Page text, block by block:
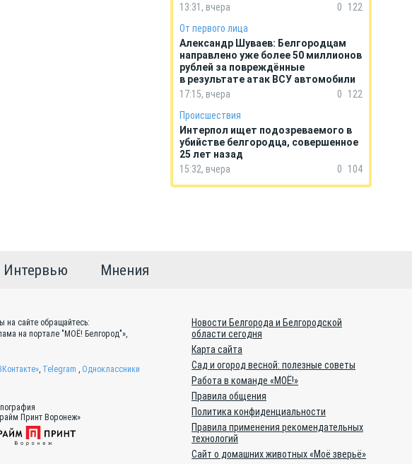
13:31, вчера
0
122
От первого лица
Александр Шуваев: Белгородцам
направлено уже более 50 миллионов
рублей за повреждённые
в результате атак ВСУ автомобили
17:15, вчера
0
122
Происшествия
Интерпол ищет подозреваемого в
убийстве белгородца, совершенное
25 лет назад
15:32, вчера
0 104
Интервью Мнения
сайте обращайтесь:
на портале "МОЁ! Белгород"»,
, Telegram , Одноклассники
Принт Воронеж»
Новости Белгорода и Белгородской
области сегодня
Карта сайта
Сад и огород весной: полезные советы
Работа в команде «МОЁ!»
Правила общения
Политика конфиденциальности
Правила применения рекомендательных
технологий
Сайт о домашних животных «Моё зверьё»